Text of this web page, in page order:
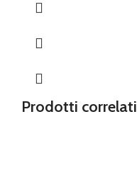
Prodotti correlati